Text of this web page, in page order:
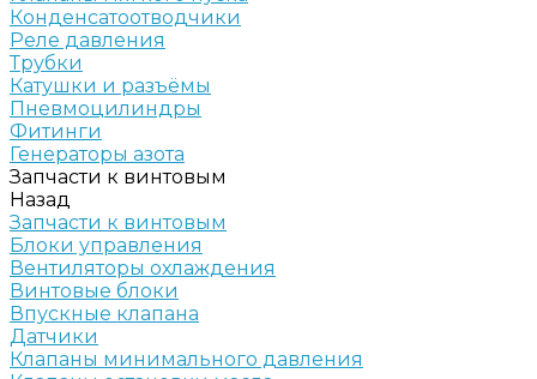
Конденсатоотводчики
Реле давления
Трубки
Катушки и разъёмы
Пневмоцилиндры
Фитинги
Генераторы азота
Запчасти к винтовым
Назад
Запчасти к винтовым
Блоки управления
Вентиляторы охлаждения
Винтовые блоки
Впускные клапана
Датчики
Клапаны минимального давления